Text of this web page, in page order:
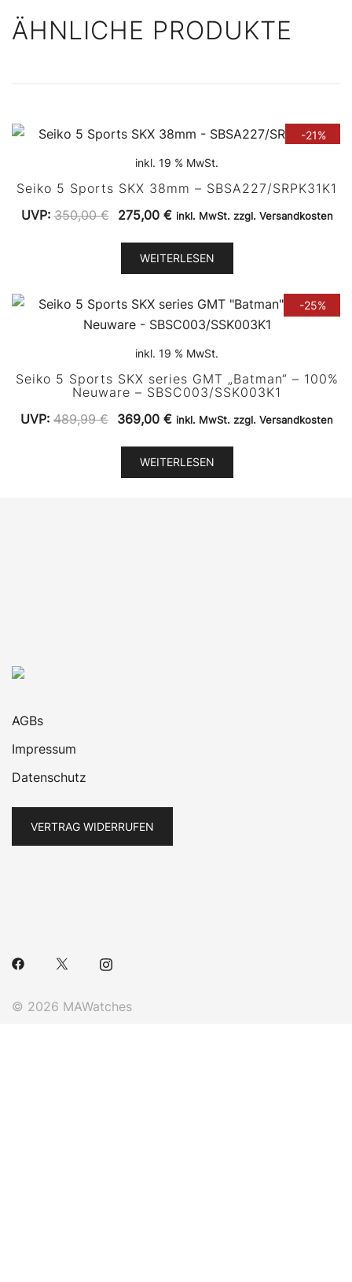
ÄHNLICHE PRODUKTE
-21%
inkl. 19 % MwSt.
Seiko 5 Sports SKX 38mm – SBSA227/SRPK31K1
UVP: 350,00€
Ursprünglicher
war:
350,00 €
275,00 €Aktueller
ist:
275,00 €.
inkl. MwSt. zzgl. Versandkosten
WEITERLESEN
-25%
inkl. 19 % MwSt.
Seiko 5 Sports SKX series GMT „Batman“ – 100%
Neuware – SBSC003/SSK003K1
UVP: 489,99€ Ursprünglicher
war:
489,99 €
369,00 €Aktueller
ist:
369,00 €.
inkl. MwSt. zzgl. Versandkosten
WEITERLESEN
AGBs
Impressum
Datenschutz
VERTRAG WIDERRUFEN
© 2026 MAWatches